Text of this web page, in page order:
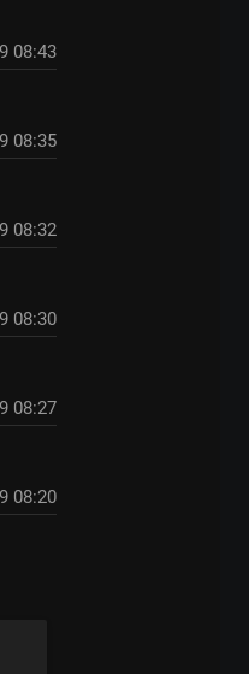
08:43
08:35
08:32
08:30
08:27
08:20